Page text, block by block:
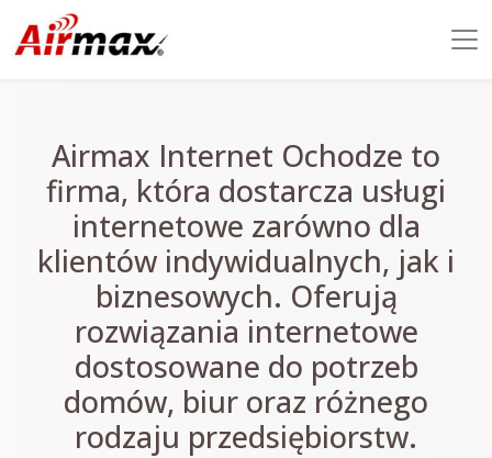
Airmax Internet Ochodze to
firma, która dostarcza usługi
internetowe zarówno dla
klientów indywidualnych, jak i
biznesowych. Oferują
rozwiązania internetowe
dostosowane do potrzeb
domów, biur oraz różnego
rodzaju przedsiębiorstw.